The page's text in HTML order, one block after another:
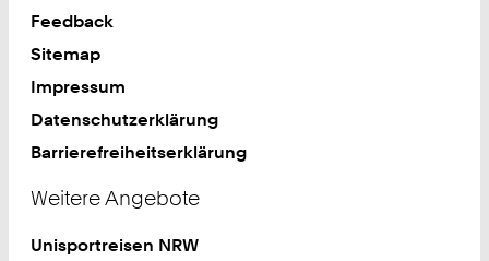
Feedback
Sitemap
Impressum
Datenschutzerklärung
Barrierefreiheitserklärung
Weitere Angebote
Unisportreisen NRW